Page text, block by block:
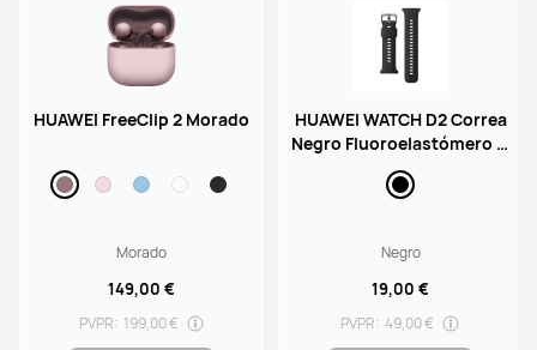
HUAWEI FreeClip 2 Morado
Morado
149,00 €
PVPR: 199,00 €
HUAWEI WATCH D2 Correa
Negro Fluoroelastómero si
n Airbag
Negro
19,00 €
PVPR: 49,00 €